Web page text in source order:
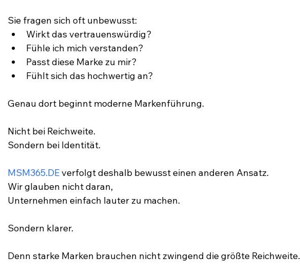
Sie fragen sich oft unbewusst:
Wirkt das vertrauenswürdig?
Fühle ich mich verstanden?
Passt diese Marke zu mir?
Fühlt sich das hochwertig an?
Genau dort beginnt moderne Markenführung.
Nicht bei Reichweite.
Sondern bei Identität.
MSM365.DE verfolgt deshalb bewusst einen anderen Ansatz.
Wir glauben nicht daran,
Unternehmen einfach lauter zu machen.
Sondern klarer.
Denn starke Marken brauchen nicht zwingend die größte Reichweite.